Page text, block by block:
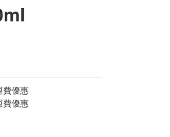
費優惠
費優惠